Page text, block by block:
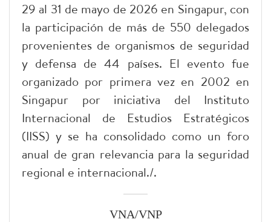
29 al 31 de mayo de 2026 en Singapur, con
la participación de más de 550 delegados
provenientes de organismos de seguridad
y defensa de 44 países. El evento fue
organizado por primera vez en 2002 en
Singapur por iniciativa del Instituto
Internacional de Estudios Estratégicos
(IISS) y se ha consolidado como un foro
anual de gran relevancia para la seguridad
regional e internacional./.
VNA/VNP